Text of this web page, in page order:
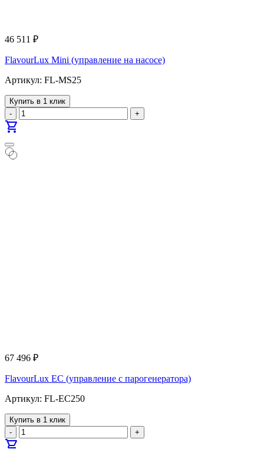
46 511 ₽
FlavourLux Mini (управление на насосе)
Артикул: FL-MS25
Купить в 1 клик
-
+
shopping_cart
67 496 ₽
FlavourLux EC (управление с парогенератора)
Артикул: FL-EC250
Купить в 1 клик
-
+